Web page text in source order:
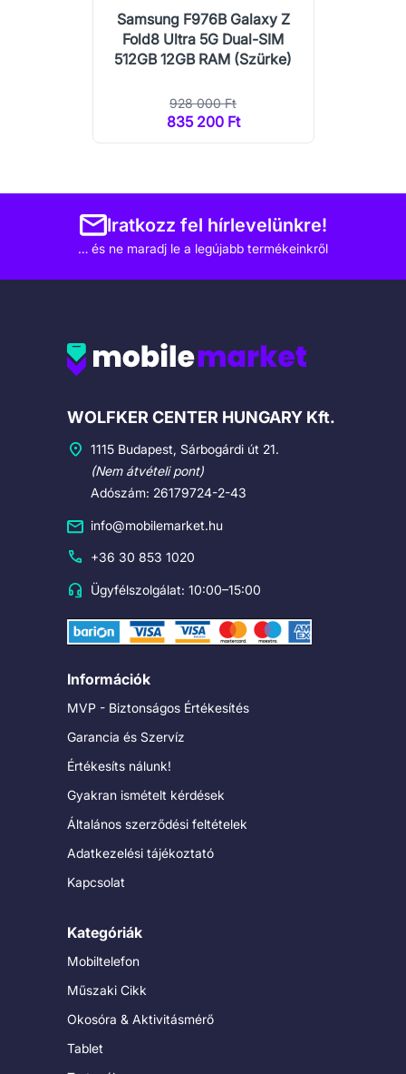
Samsung F976B Galaxy Z
Fold8 Ultra 5G Dual-SIM
512GB 12GB RAM (Szürke)
928 000 Ft
835 200 Ft
Iratkozz fel hírlevelünkre!
… és ne maradj le a legújabb termékeinkről
Cégadatok
WOLFKER CENTER HUNGARY Kft.
1115 Budapest, Sárbogárdi út 21.
(Nem átvételi pont)
Adószám: 26179724-2-43
info@mobilemarket.hu
+36 30 853 1020
Ügyfélszolgálat: 10:00–15:00
Információk
MVP - Biztonságos Értékesítés
Garancia és Szervíz
Értékesíts nálunk!
Gyakran ismételt kérdések
Általános szerződési feltételek
Adatkezelési tájékoztató
Kapcsolat
Kategóriák
Mobiltelefon
Műszaki Cikk
Okosóra & Aktivitásmérő
Tablet